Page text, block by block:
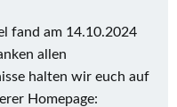
fand am 14.10.2024
allen
halten wir euch auf
Homepage: